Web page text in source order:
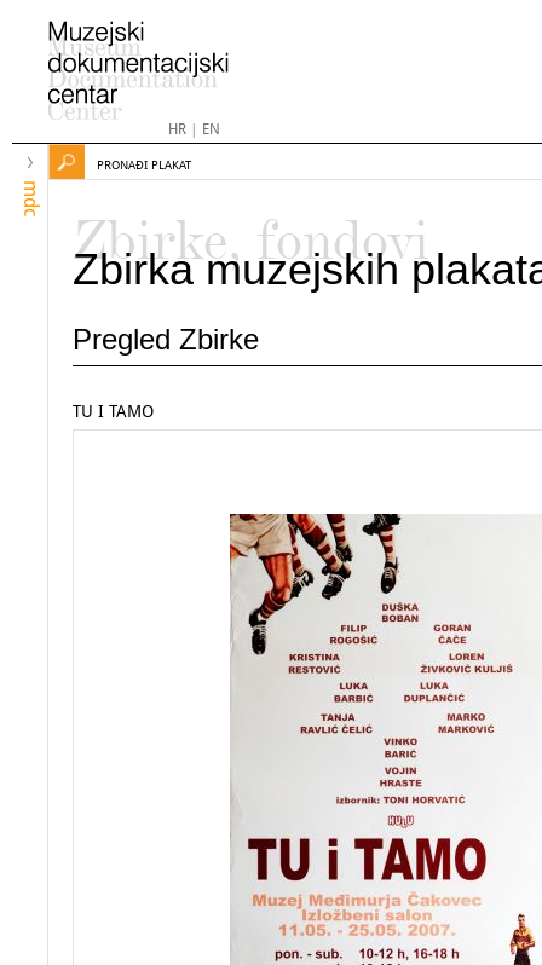
HR| EN
mdc
PRONAĐI PLAKAT
Zbirke, fondovi
Zbirka muzejskih
Pregled Zbirke
TU I TAMO